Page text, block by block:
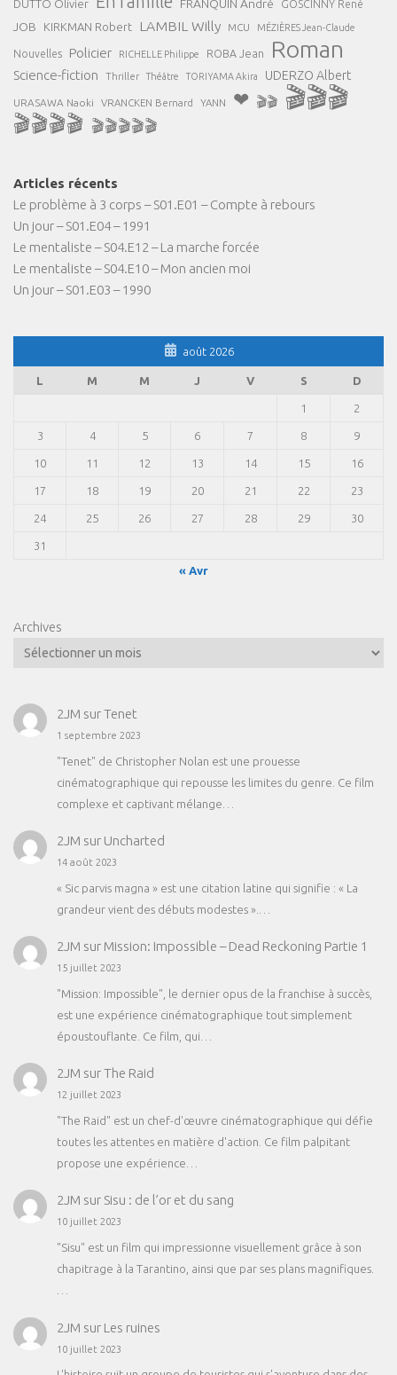
DUTTO Olivier FRANQUIN André GOSCINNY René
JOB KIRKMAN Robert LAMBIL Willy MCU MÉZIÈRES Jean-Claude
Nouvelles Policier RICHELLE Philippe ROBA Jean Roman
Science-fiction Thriller Théâtre TORIYAMA Akira UDERZO Albert
URASAWA Naoki VRANCKEN Bernard YANN ❤ 🎬🎬 🎬🎬🎬
🎬🎬🎬🎬 🎬🎬🎬🎬🎬
Articles récents
Le problème à 3 corps – S01.E01 – Compte à rebours
Un jour – S01.E04 – 1991
Le mentaliste – S04.E12 – La marche forcée
Le mentaliste – S04.E10 – Mon ancien moi
Un jour – S01.E03 – 1990
août 2026
L M M J V S D
1 2
3 4 5 6 7 8 9
10 11 12 13 14 15 16
17 18 19 20 21 22 23
24 25 26 27 28 29 30
31
« Avr
Archives
2JM surTenet
1 septembre 2023
"Tenet" de Christopher Nolan est une prouesse
cinématographique qui repousse les limites du genre. Ce film
complexe et captivant mélange…
2JM sur Uncharted
14 août 2023
« Sic parvis magna » est une citation latine qui signifie : « La
grandeur vient des débuts modestes ».…
2JM sur Mission: Impossible – Dead Reckoning Partie 1
15 juillet 2023
"Mission: Impossible", le dernier opus de la franchise à succès,
est une expérience cinématographique tout simplement
époustouflante. Ce film, qui…
2JM surThe Raid
12 juillet 2023
"The Raid" est un chef-d'œuvre cinématographique qui défie
toutes les attentes en matière d'action. Ce film palpitant
propose une expérience…
2JM sur Sisu : de l’or et du sang
10 juillet 2023
"Sisu" est un film qui impressionne visuellement grâce à son
chapitrage à la Tarantino, ainsi que par ses plans magnifiques.
2JM sur Les ruines
10 juillet 2023